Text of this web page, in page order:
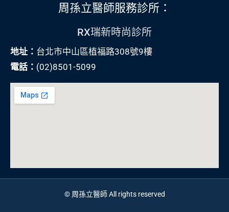
周孫立醫師服務診所：
RX瑞新時尚診所
地址： 台北市中山區植福路308號9樓
電話： (02)8501-5099
© 周孫立醫師 All rights reserved